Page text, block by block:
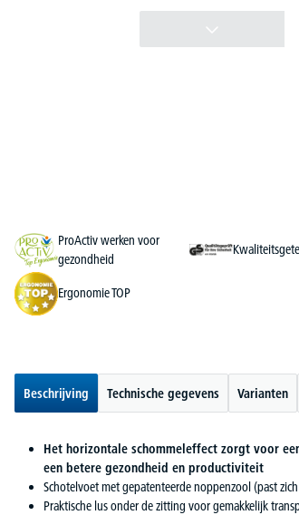
ProActiv werken voor
gezondheid
Ergonomie TOP
Beschrijving Technische gegevens Varianten
Het horizontale schommeleffect zorgt voor
een betere gezondheid en productiviteit
Schotelvoet met gepatenteerde noppenzool (past
Praktische lus onder de zitting voor gemakkelijk